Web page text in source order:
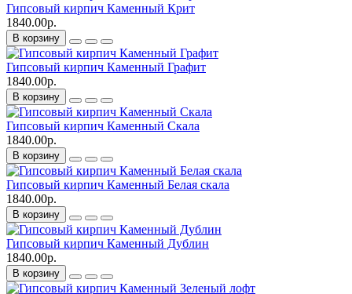
Гипсовый кирпич Каменный Крит
1840.00р.
В корзину
Гипсовый кирпич Каменный Графит
1840.00р.
В корзину
Гипсовый кирпич Каменный Скала
1840.00р.
В корзину
Гипсовый кирпич Каменный Белая скала
1840.00р.
В корзину
Гипсовый кирпич Каменный Дублин
1840.00р.
В корзину